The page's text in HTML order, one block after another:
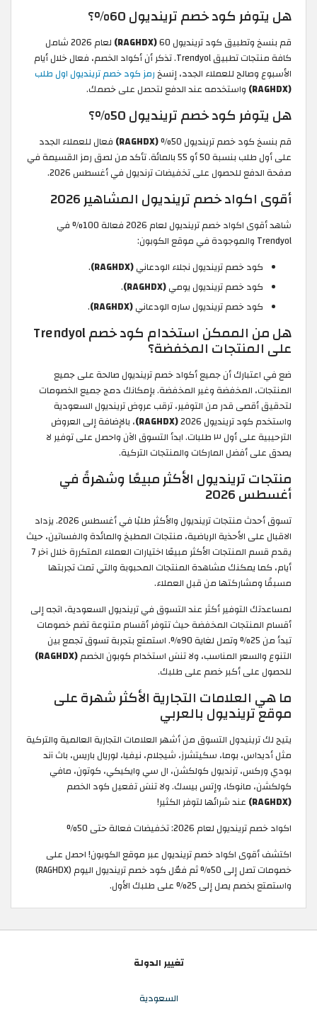
هل يتوفر كود خصم ترينديول 60%؟
قم بنسخ وتطبيق كود ترينديول 60 (RAGHDX)
لعام 2026 شامل
كافة منتجات تطبيق Trendyol. تذكر أن أكواد الخصم، فعال خلال أيام
الأسبوع وصالح للعملاء الجدد، إنسخ رمز كود خصم ترينديول اول طلب
(RAGHDX)
واستخدمه عند الدفع لتحصل على خصمك.
هل يتوفر كود خصم ترينديول 50%؟
قم بنسخ كود خصم ترينديول 50% (RAGHDX)
فعال للعملاء الجدد
على أول طلب بنسبة 50 أو 55 بالمائة. تأكد من لصق رمز القسيمة في
صفحة الدفع للحصول على تخفيضات ترنديول في أغسطس 2026.
أقوى اكواد خصم ترينديول المشاهير 2026
شاهد أقوى اكواد خصم ترينديول لعام 2026 فعالة 100% في
Trendyol والموجودة في موقع الكوبون:
كود خصم ترينديول نجلاء الودعاني(RAGHDX)
.
كود خصم ترينديول يومي(RAGHDX)
.
كود خصم ترينديول ساره الودعاني(RAGHDX)
.
هل من الممكن استخدام كود خصم Trendyol
على المنتجات المخفضة؟
ضع في اعتبارك أن جميع أكواد خصم ترينديول صالحة على جميع
المنتجات، المخفضة وغير المخفضة. بإمكانك دمج جميع الخصومات
لتحقيق أقصى قدر من التوفير، ترقب عروض ترينديول السعودية
واستخدم كود ترينديول 2026
(RAGHDX) ، بالإضافة إلى العروض
الترحيبية على أول ٣ طلبات. ابدأ التسوق الآن واحصل على توفير لا
يصدق على أفضل الماركات والمنتجات التركية.
منتجات ترينديول الأكثر مبيعًا وشهرةً في
أغسطس 2026
تسوق أحدث منتجات ترينديول والأكثر طلبًا في أغسطس 2026. يزداد
الاقبال على الأحذية الرياضية، منتجات المطبخ والمائدة والفساتين، حيث
يقدم قسم المنتجات الأكثر مبيعًا اختيارات العملاء المتكررة خلال آخر 7
أيام، كما يمكنك مشاهدة المنتجات المحبوبة والتي تمت تجربتها
مسبقًا ومشاركتها من قبل العملاء.
لمساعدتك التوفير أكثر عند التسوق في ترينديول السعودية، اتجه إلى
أقسام المنتجات المخفضة حيث تتوفر أقسام متنوعة تضم خصومات
تبدأ من 25% وتصل لغاية 90%. استمتع بتجربة تسوق تجمع بين
التنوع والسعر المناسب، ولا تنسَ استخدام كوبون الخصم(RAGHDX)
للحصول على أكبر خصم على طلبك.
ما هي العلامات التجارية الأكثر شهرة على
موقع ترينديول بالعربي
يتيح لك ترينيدول التسوق من أشهر العلامات التجارية العالمية والتركية
مثل أديداس، بوما، سكيتشرز، شيجلام، نيفيا، لوريال باريس، باث آند
بودي وركس، ترنديول كولكشن، ال سي وايكيكي، كوتون، مافي
كولكشن، مانوكا، وإتس بيسك. ولا تنسَ تفعيل كود الخصم
(RAGHDX)
عند شرائها لتوفر الكثير!
اكواد خصم ترينديول لعام 2026: تخفيضات فعالة حتى 50%
اكتشف أقوى اكواد خصم ترينديول عبر موقع الكوبون! احصل على
خصومات تصل إلى 50% ثم فعّل كود خصم ترينديول اليوم (RAGHDX)
واستمتع بخصم يصل إلى 25% على طلبك الأول.
تغيير الدولة
السعودية